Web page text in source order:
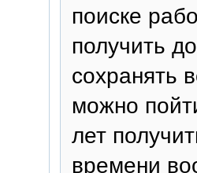
поиске
получить
сохранять
можно
лет
времени